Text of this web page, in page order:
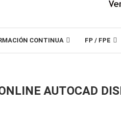
CONTINUA FP / FPE
AUTOCAD